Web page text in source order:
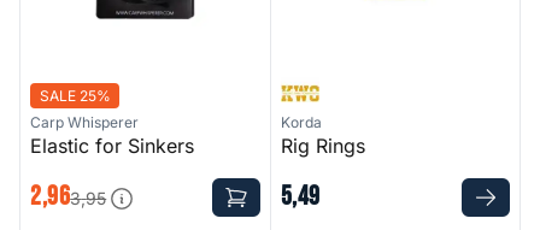
SALE 25%
Carp Whisperer
Elastic for Sinkers
2,963,95
Korda
Rig Rings
5,49